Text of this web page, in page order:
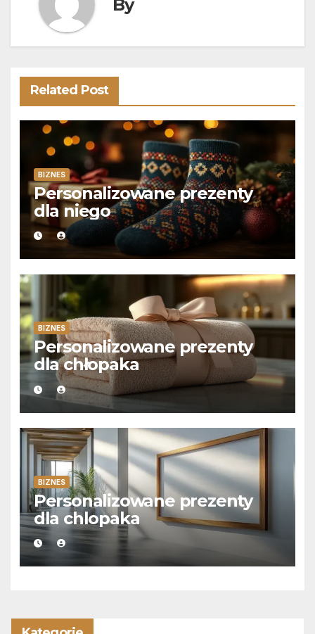
By
Related Post
BIZNES
Personalizowane prezenty
dla niego
BIZNES
Personalizowane prezenty
dla chłopaka
BIZNES
Personalizowane prezenty
dla chlopaka